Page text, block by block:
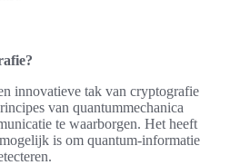
innovatieve tak van cryptografie
van quantummechanica
te waarborgen. Het heeft
is om quantum-informatie